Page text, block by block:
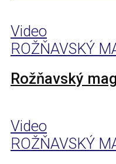
Video
ROŽŇAVSKÝ
Rožňavský
Video
ROŽŇAVSKÝ